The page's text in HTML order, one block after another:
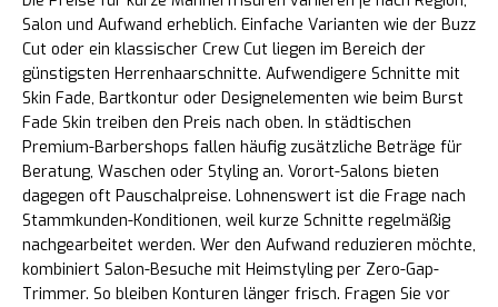
Salon und Aufwand erheblich. Einfache Varianten wie der Buzz
Cut oder ein klassischer Crew Cut liegen im Bereich der
günstigsten Herrenhaarschnitte. Aufwendigere Schnitte mit
Skin Fade, Bartkontur oder Designelementen wie beim Burst
Fade Skin treiben den Preis nach oben. In städtischen
Premium-Barbershops fallen häufig zusätzliche Beträge für
Beratung, Waschen oder Styling an. Vorort-Salons bieten
dagegen oft Pauschalpreise. Lohnenswert ist die Frage nach
Stammkunden-Konditionen, weil kurze Schnitte regelmäßig
nachgearbeitet werden. Wer den Aufwand reduzieren möchte,
kombiniert Salon-Besuche mit Heimstyling per Zero-Gap-
Trimmer. So bleiben Konturen länger frisch. Fragen Sie vor